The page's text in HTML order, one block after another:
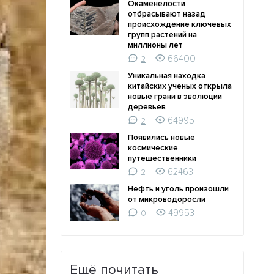
Окаменелости
отбрасывают назад
происхождение ключевых
групп растений на
миллионы лет
2
66400
Уникальная находка
китайских ученых открыла
новые грани в эволюции
деревьев
2
64995
Появились новые
космические
путешественники
2
62463
Нефть и уголь произошли
от микроводоросли
0
49953
Ещё почитать